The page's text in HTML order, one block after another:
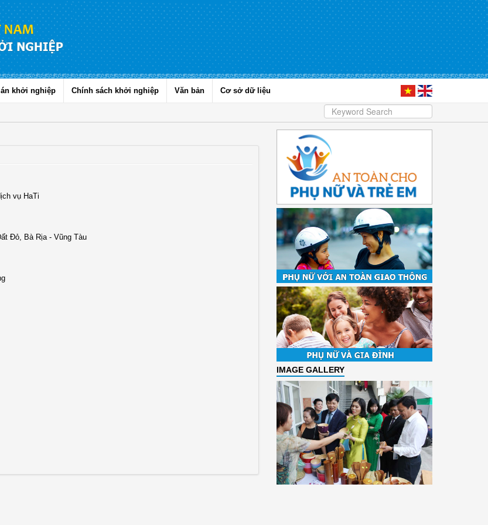
án khởi nghiệp Chính sách khởi nghiệp Văn bản Cơ sở dữ liệu
vụ HaTi
Đỏ, Bà Rịa - Vũng Tàu
IMAGE GALLERY